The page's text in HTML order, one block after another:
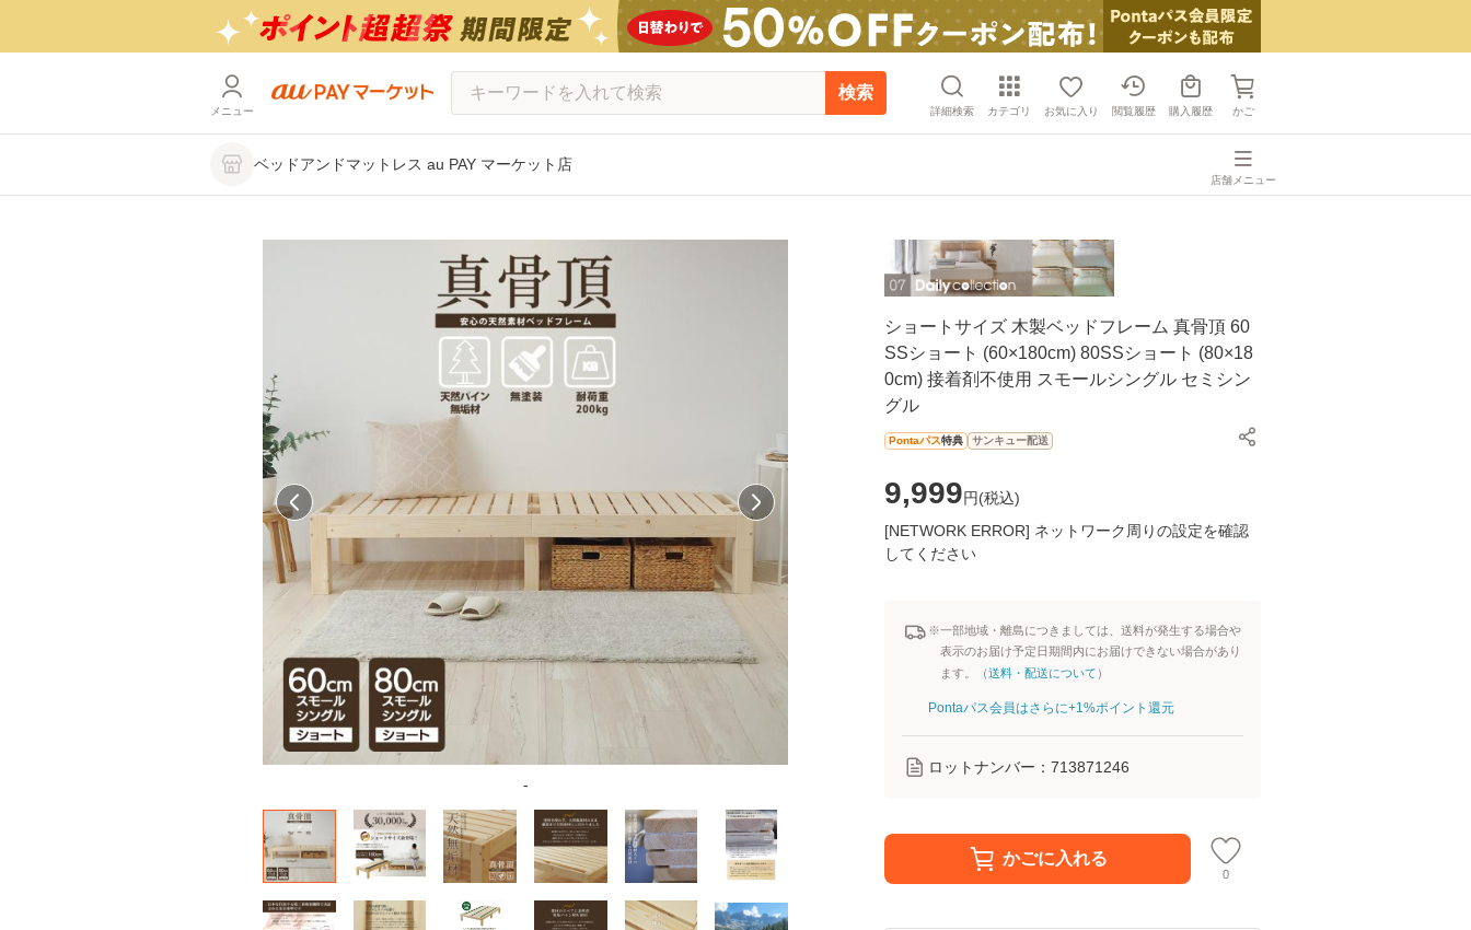
メニュー
検索
詳細検索 カテゴリ お気に入り 閲覧履歴 購入履歴 かご
ベッドアンドマットレス au PAY マーケット店
店舗メニュー
-
ショートサイズ 木製ベッドフレーム 真骨頂 60
SSショート (60×180cm) 80SSショート (80×18
0cm) 接着剤不使用 スモールシングル セミシン
グル
Pontaパス特典 サンキュー配送
9,999円(税込)
[NETWORK ERROR] ネットワーク周りの設定を確認
してください
※一部地域・離島につきましては、送料が発生する場合や
表示のお届け予定日期間内にお届けできない場合があり
ます。（送料・配送について ）
Pontaパス会員はさらに+1%ポイント還元
ロットナンバー： 713871246
かごに入れる
0